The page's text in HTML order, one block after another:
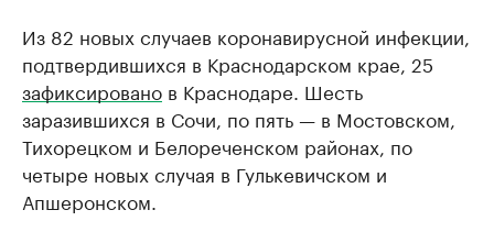
Из 82 новых случаев коронавирусной инфекции,
подтвердившихся в Краснодарском крае, 25
зафиксировано в Краснодаре. Шесть
заразившихся в Сочи, по пять — в Мостовском,
Тихорецком и Белореченском районах, по
четыре новых случая в Гулькевичском и
Апшеронском.